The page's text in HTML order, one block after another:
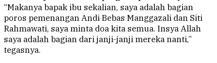
“Makanya bapak ibu sekalian, saya adalah bagian
poros pemenangan Andi Bebas Manggazali dan Siti
Rahmawati, saya minta doa kita semua. Insya Allah
saya adalah bagian dari janji-janji mereka nanti,”
tegasnya.